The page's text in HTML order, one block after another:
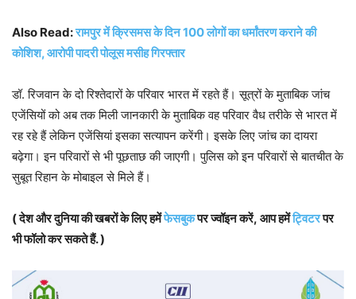
Also Read:रामपुर में क्रिसमस के दिन 100 लोगों का धर्मांतरण कराने की
कोशिश, आरोपी पादरी पोलूस मसीह गिरफ्तार
डॉ. रिजवान के दो रिश्तेदारों के परिवार भारत में रहते हैं। सूत्रों के मुताबिक जांच
एजेंसियों को अब तक मिली जानकारी के मुताबिक वह परिवार वैध तरीके से भारत में
रह रहे हैं लेकिन एजेंसियां इसका सत्यापन करेंगी। इसके लिए जांच का दायरा
बढ़ेगा। इन परिवारों से भी पूछताछ की जाएगी। पुलिस को इन परिवारों से बातचीत के
सुबूत रिहान के मोबाइल से मिले हैं।
( देश और दुनिया की खबरों के लिए हमेंफेसबुकपर ज्वॉइन करें, आप हमेंट्विटरपर
भी फॉलो कर सकते हैं. )